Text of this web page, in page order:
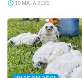
19 MAJA 2026